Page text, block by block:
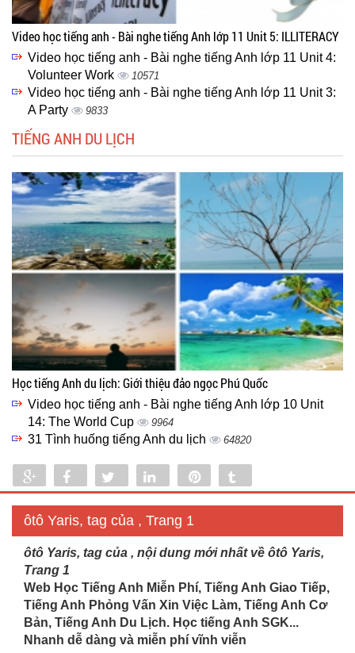
Video học tiếng anh - Bài nghe tiếng Anh lớp 11 Unit 5: ILLITERACY
Video học tiếng anh - Bài nghe tiếng Anh lớp 11 Unit 4:
Volunteer Work
10571
Video học tiếng anh - Bài nghe tiếng Anh lớp 11 Unit 3:
A Party
9833
TIẾNG ANH DU LỊCH
Học tiếng Anh du lịch: Giới thiệu đảo ngọc Phú Quốc
Video học tiếng anh - Bài nghe tiếng Anh lớp 10 Unit
14: The World Cup
9964
31 Tình huống tiếng Anh du lịch 64820
Share Share Tweet Share
ôtô Yaris, tag của , Trang 1
ôtô Yaris, tag của , nội dung mới nhất về ôtô Yaris,
Trang 1
Web Học Tiếng Anh Miễn Phí, Tiếng Anh Giao Tiếp,
Tiếng Anh Phỏng Vấn Xin Việc Làm, Tiếng Anh Cơ
Bản, Tiếng Anh Du Lịch. Học tiếng Anh SGK...
Nhanh dễ dàng và miễn phí vĩnh viễn